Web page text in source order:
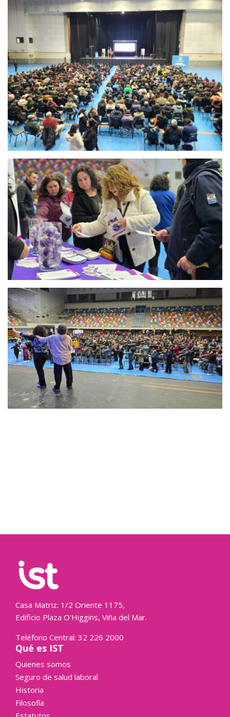
Casa Matriz: 1/2 Oriente 1175,
Edificio Plaza O'Higgins, Viña del Mar.
Teléfono Central: 32 226 2000
Qué es IST
Quienes somos
Seguro de salud laboral
Historia
Filosofía